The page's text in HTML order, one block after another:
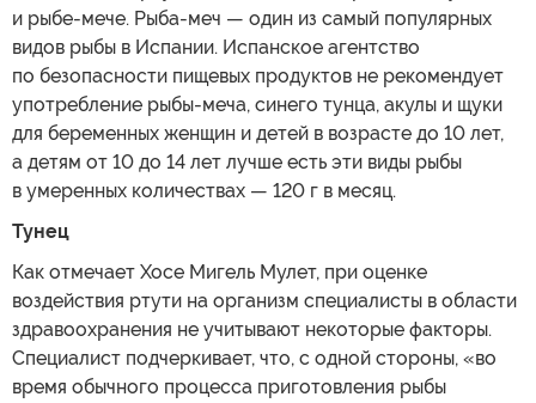
и рыбе-мече. Рыба-меч — один из самый популярных
видов рыбы в Испании. Испанское агентство
по безопасности пищевых продуктов не рекомендует
употребление рыбы-меча, синего тунца, акулы и щуки
для беременных женщин и детей в возрасте до 10 лет,
а детям от 10 до 14 лет лучше есть эти виды рыбы
в умеренных количествах — 120 г в месяц.
Тунец
Как отмечает Хосе Мигель Мулет, при оценке
воздействия ртути на организм специалисты в области
здравоохранения не учитывают некоторые факторы.
Специалист подчеркивает, что, с одной стороны, «во
время обычного процесса приготовления рыбы